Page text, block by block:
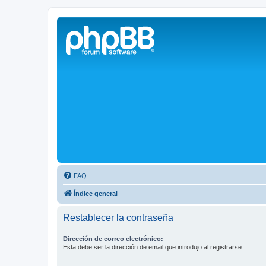
Solax FAQ
Lugar para intercambiar dudas sobre inversores solares Solax y
FAQ
Índice general
Restablecer la contraseña
Dirección de correo electrónico:
Esta debe ser la dirección de email que introdujo al registrarse.